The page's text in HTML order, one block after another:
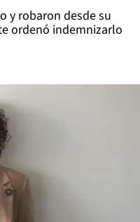
y robaron desde su
ordenó indemnizarlo